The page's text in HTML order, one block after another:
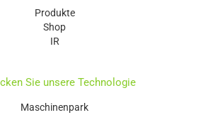
Produkte
Shop
IR
Sie unsere Technologie
Maschinenpark